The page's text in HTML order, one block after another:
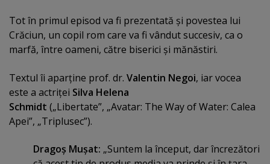
Tot în primul episod va fi prezentată şi povestea lui
Crăciun, un copil rom care va fi vândut succesiv, ca o
marfă, între oameni, către biserici şi mănăstiri.
Textul îi aparţine prof. dr. Valentin Negoi, iar vocea
este a actriţei Silva Helena
Schmidt („Libertate”, „Avatar: The Way of Water: Calea
Apei”, „Triplusec”).
Dragoş Muşat: „Suntem la început, dar încrezători